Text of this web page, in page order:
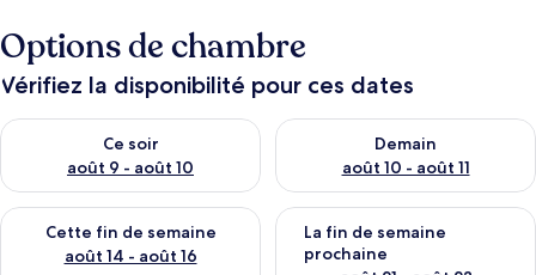
Options de chambre
Vérifiez la disponibilité pour ces dates
Ce soir
août 9 - août 10
Vérifier la disponibilité pour ce soir août 9 - août 10
Demain
août 10 - août 11
Vérifier la disponibilité pour
Cette fin de semaine
août 14 - août 16
Vérifier la disponibilité pour cette fin de semaine août 14 -
La fin de semaine
prochaine
Vérifier la disponibilité pour